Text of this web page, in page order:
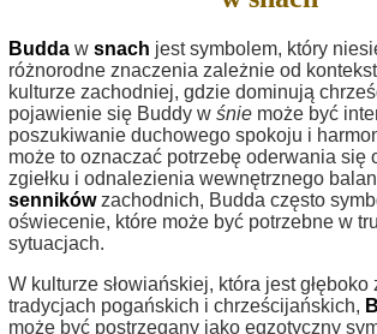
Budda w snach jest symbolem, który
różnorodne znaczenia zależnie od
kulturze zachodniej, gdzie dominują
pojawienie się Buddy w śnie może być
poszukiwanie duchowego spokoju i
może to oznaczać potrzebę oderwania się
zgiełku i odnalezienia wewnętrznego
sennikówzachodnich, Budda często
oświecenie, które może być potrzebne w
sytuacjach.
W kulturze słowiańskiej, która jest
tradycjach pogańskich i chrześcijańskich,
może być postrzegany jako egzotyczny